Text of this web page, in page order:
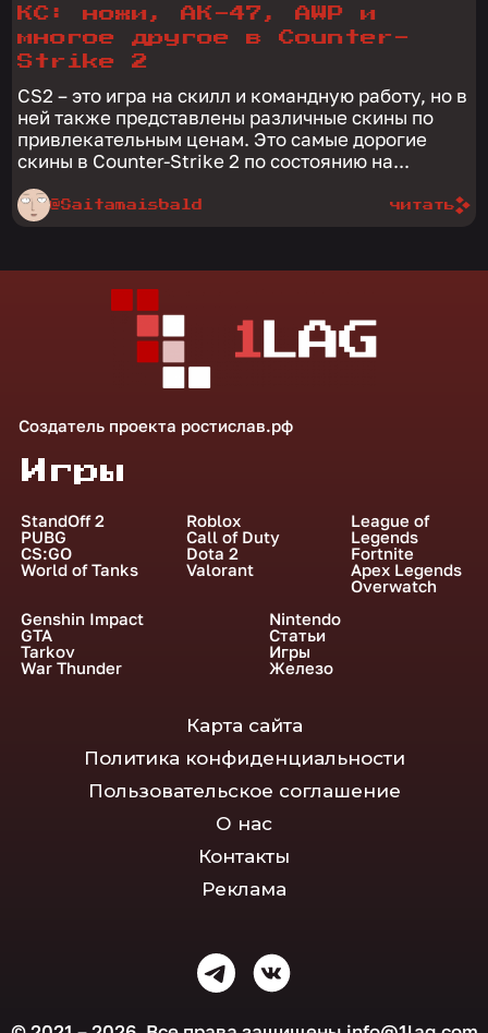
КС: ножи, АК-47, AWP и
многое другое в Counter-
Strike 2
CS2 – это игра на скилл и командную работу, но в
ней также представлены различные скины по
привлекательным ценам. Это самые дорогие
скины в Counter-Strike 2 по состоянию на...
@Saitamaisbald читать
Создатель проекта ростислав.рф
Игры
StandOff 2
PUBG
CS:GO
World of Tanks
Roblox
Call of Duty
Dota 2
Valorant
League of
Legends
Fortnite
Apex Legends
Overwatch
Genshin Impact
GTA
Tarkov
War Thunder
Nintendo
Статьи
Игры
Железо
Карта сайта
Политика конфиденциальности
Пользовательское соглашение
О нас
Контакты
Реклама